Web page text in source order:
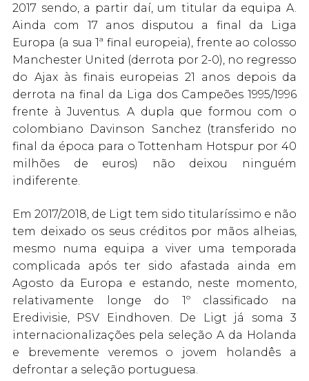
2017 sendo, a partir daí, um titular da equipa A.
Ainda com 17 anos disputou a final da Liga
Europa (a sua 1ª final europeia), frente ao colosso
Manchester United (derrota por 2-0), no regresso
do Ajax às finais europeias 21 anos depois da
derrota na final da Liga dos Campeões 1995/1996
frente à Juventus. A dupla que formou com o
colombiano Davinson Sanchez (transferido no
final da época para o Tottenham Hotspur por 40
milhões de euros) não deixou ninguém
indiferente.
Em 2017/2018, de Ligt tem sido titularíssimo e não
tem deixado os seus créditos por mãos alheias,
mesmo numa equipa a viver uma temporada
complicada após ter sido afastada ainda em
Agosto da Europa e estando, neste momento,
relativamente longe do 1º classificado na
Eredivisie, PSV Eindhoven. De Ligt já soma 3
internacionalizações pela seleção A da Holanda
e brevemente veremos o jovem holandês a
defrontar a seleção portuguesa.